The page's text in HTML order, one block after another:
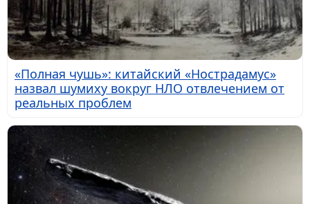
«Полная чушь»: китайский «Нострадамус»
назвал шумиху вокруг НЛО отвлечением от
реальных проблем